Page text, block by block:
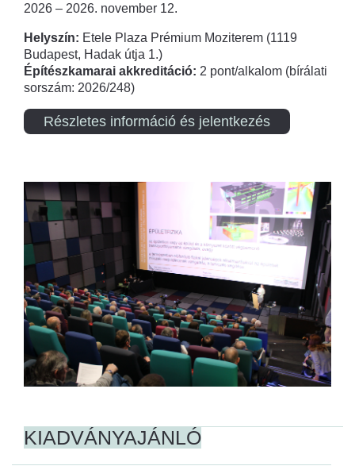
2026 – 2026. november 12.
Helyszín: Etele Plaza Prémium Moziterem (1119
Budapest, Hadak útja 1.)
Építészkamarai akkreditáció: 2 pont/alkalom (bírálati
sorszám: 2026/248)
Részletes információ és jelentkezés
KIADVÁNYAJÁNLÓ